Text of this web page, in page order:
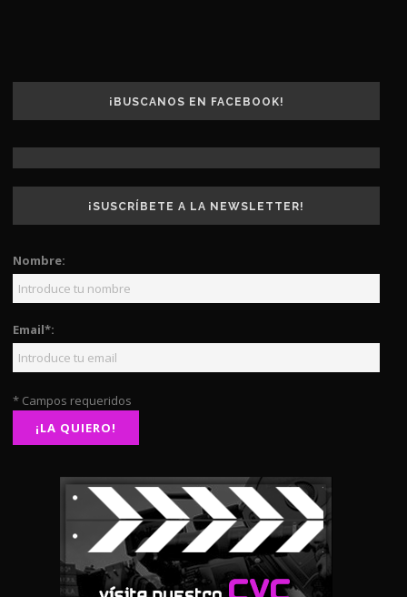
¡BUSCANOS EN FACEBOOK!
¡SUSCRÍBETE A LA NEWSLETTER!
Nombre:
Email*:
* Campos requeridos